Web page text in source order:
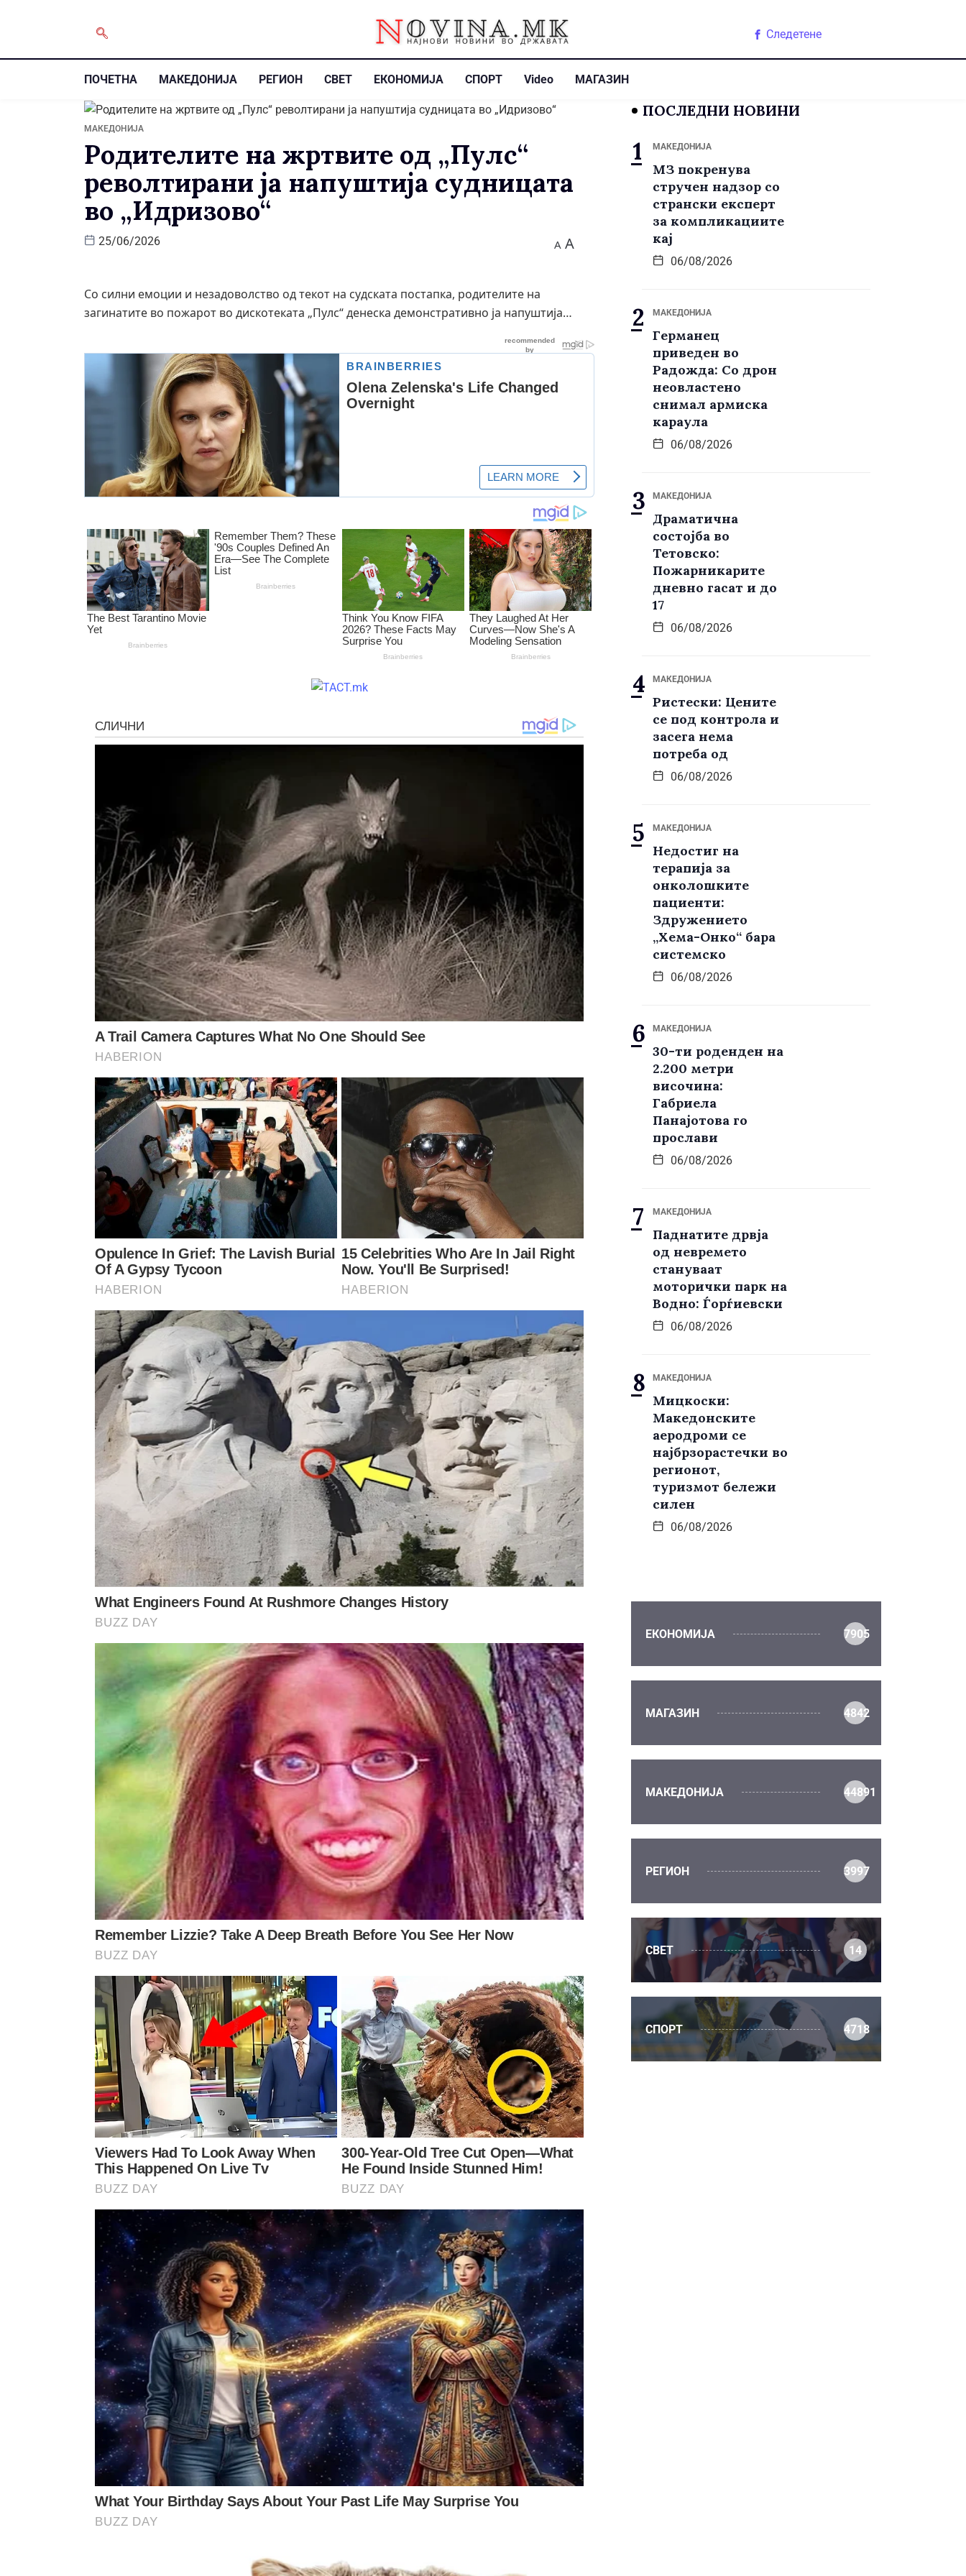
Следетене
ПОЧЕТНА МАКЕДОНИЈА РЕГИОН СВЕТ ЕКОНОМИЈА СПОРТ Video МАГАЗИН
МАКЕДОНИЈА
Родителите на жртвите од „Пулс“
револтирани ја напуштија судницата
во „Идризово“
25/06/2026 A A
Со силни емоции и незадоволство од текот на судската постапка, родителите на
загинатите во пожарот во дискотеката „Пулс“ денеска демонстративно ја напуштија…
ПОСЛЕДНИ НОВИНИ
МАКЕДОНИЈА
МЗ покренува
стручен надзор со
странски експерт
за компликациите
кај
06/08/2026
МАКЕДОНИЈА
Германец
приведен во
Радожда: Со дрон
неовластено
снимал армиска
караула
06/08/2026
МАКЕДОНИЈА
Драматична
состојба во
Тетовско:
Пожарникарите
дневно гасат и до
17
06/08/2026
МАКЕДОНИЈА
Ристески: Цените
се под контрола и
засега нема
потреба од
06/08/2026
МАКЕДОНИЈА
Недостиг на
терапија за
онколошките
пациенти:
Здружението
„Хема-Онко“ бара
системско
06/08/2026
МАКЕДОНИЈА
30-ти роденден на
2.200 метри
височина:
Габриела
Панајотова го
прослави
06/08/2026
МАКЕДОНИЈА
Паднатите дрвја
од невремето
стануваат
моторички парк на
Водно: Ѓорѓиевски
06/08/2026
МАКЕДОНИЈА
Мицкоски:
Македонските
аеродроми се
најбрзорастечки во
регионот,
туризмот бележи
силен
06/08/2026
ЕКОНОМИЈА 7905
МАГАЗИН 4842
МАКЕДОНИЈА 44891
РЕГИОН 3997
СВЕТ 14
СПОРТ 4718